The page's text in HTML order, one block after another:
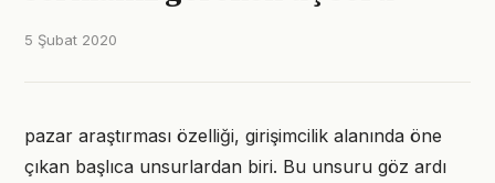
5 Şubat 2020
pazar araştırması özelliği, girişimcilik alanında öne
çıkan başlıca unsurlardan biri. Bu unsuru göz ardı